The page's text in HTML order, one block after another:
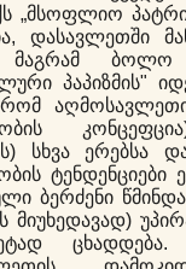
„მსოფლიო
დასავლეთში
მაგრამ ბოლო
პაპიზმის"
სხვა ერებსა
ბერძენი
მიუხედავად)